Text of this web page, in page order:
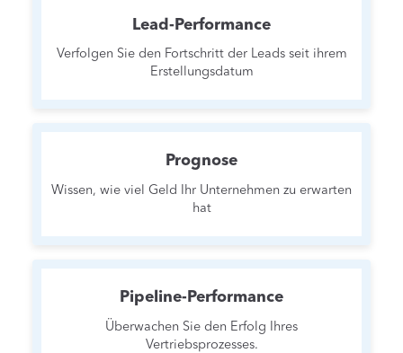
Lead-Performance
Verfolgen Sie den Fortschritt der Leads seit ihrem
Erstellungsdatum
Prognose
Wissen, wie viel Geld Ihr Unternehmen zu erwarten
hat
Pipeline-Performance
Überwachen Sie den Erfolg Ihres
Vertriebsprozesses.